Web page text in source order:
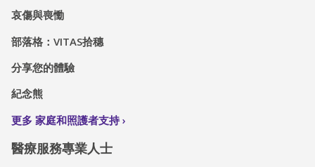
哀傷與喪慟
部落格：VITAS拾穗
分享您的體驗
紀念熊
更多 家庭和照護者支持
醫療服務專業人士